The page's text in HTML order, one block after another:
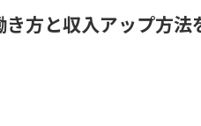
方と収入アップ方法